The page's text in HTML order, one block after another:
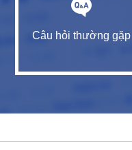
Câu hỏi thường gặp